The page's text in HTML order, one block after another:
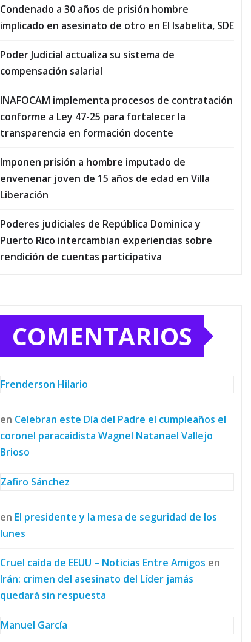
Condenado a 30 años de prisión hombre
implicado en asesinato de otro en El Isabelita, SDE
Poder Judicial actualiza su sistema de
compensación salarial
INAFOCAM implementa procesos de contratación
conforme a Ley 47-25 para fortalecer la
transparencia en formación docente
Imponen prisión a hombre imputado de
envenenar joven de 15 años de edad en Villa
Liberación
Poderes judiciales de República Dominica y
Puerto Rico intercambian experiencias sobre
rendición de cuentas participativa
COMENTARIOS
Frenderson Hilario
en Celebran este Día del Padre el cumpleaños el
coronel paracaidista Wagnel Natanael Vallejo
Brioso
Zafiro Sánchez
en El presidente y la mesa de seguridad de los
lunes
Cruel caída de EEUU – Noticias Entre Amigos en
Irán: crimen del asesinato del Líder jamás
quedará sin respuesta
Manuel García